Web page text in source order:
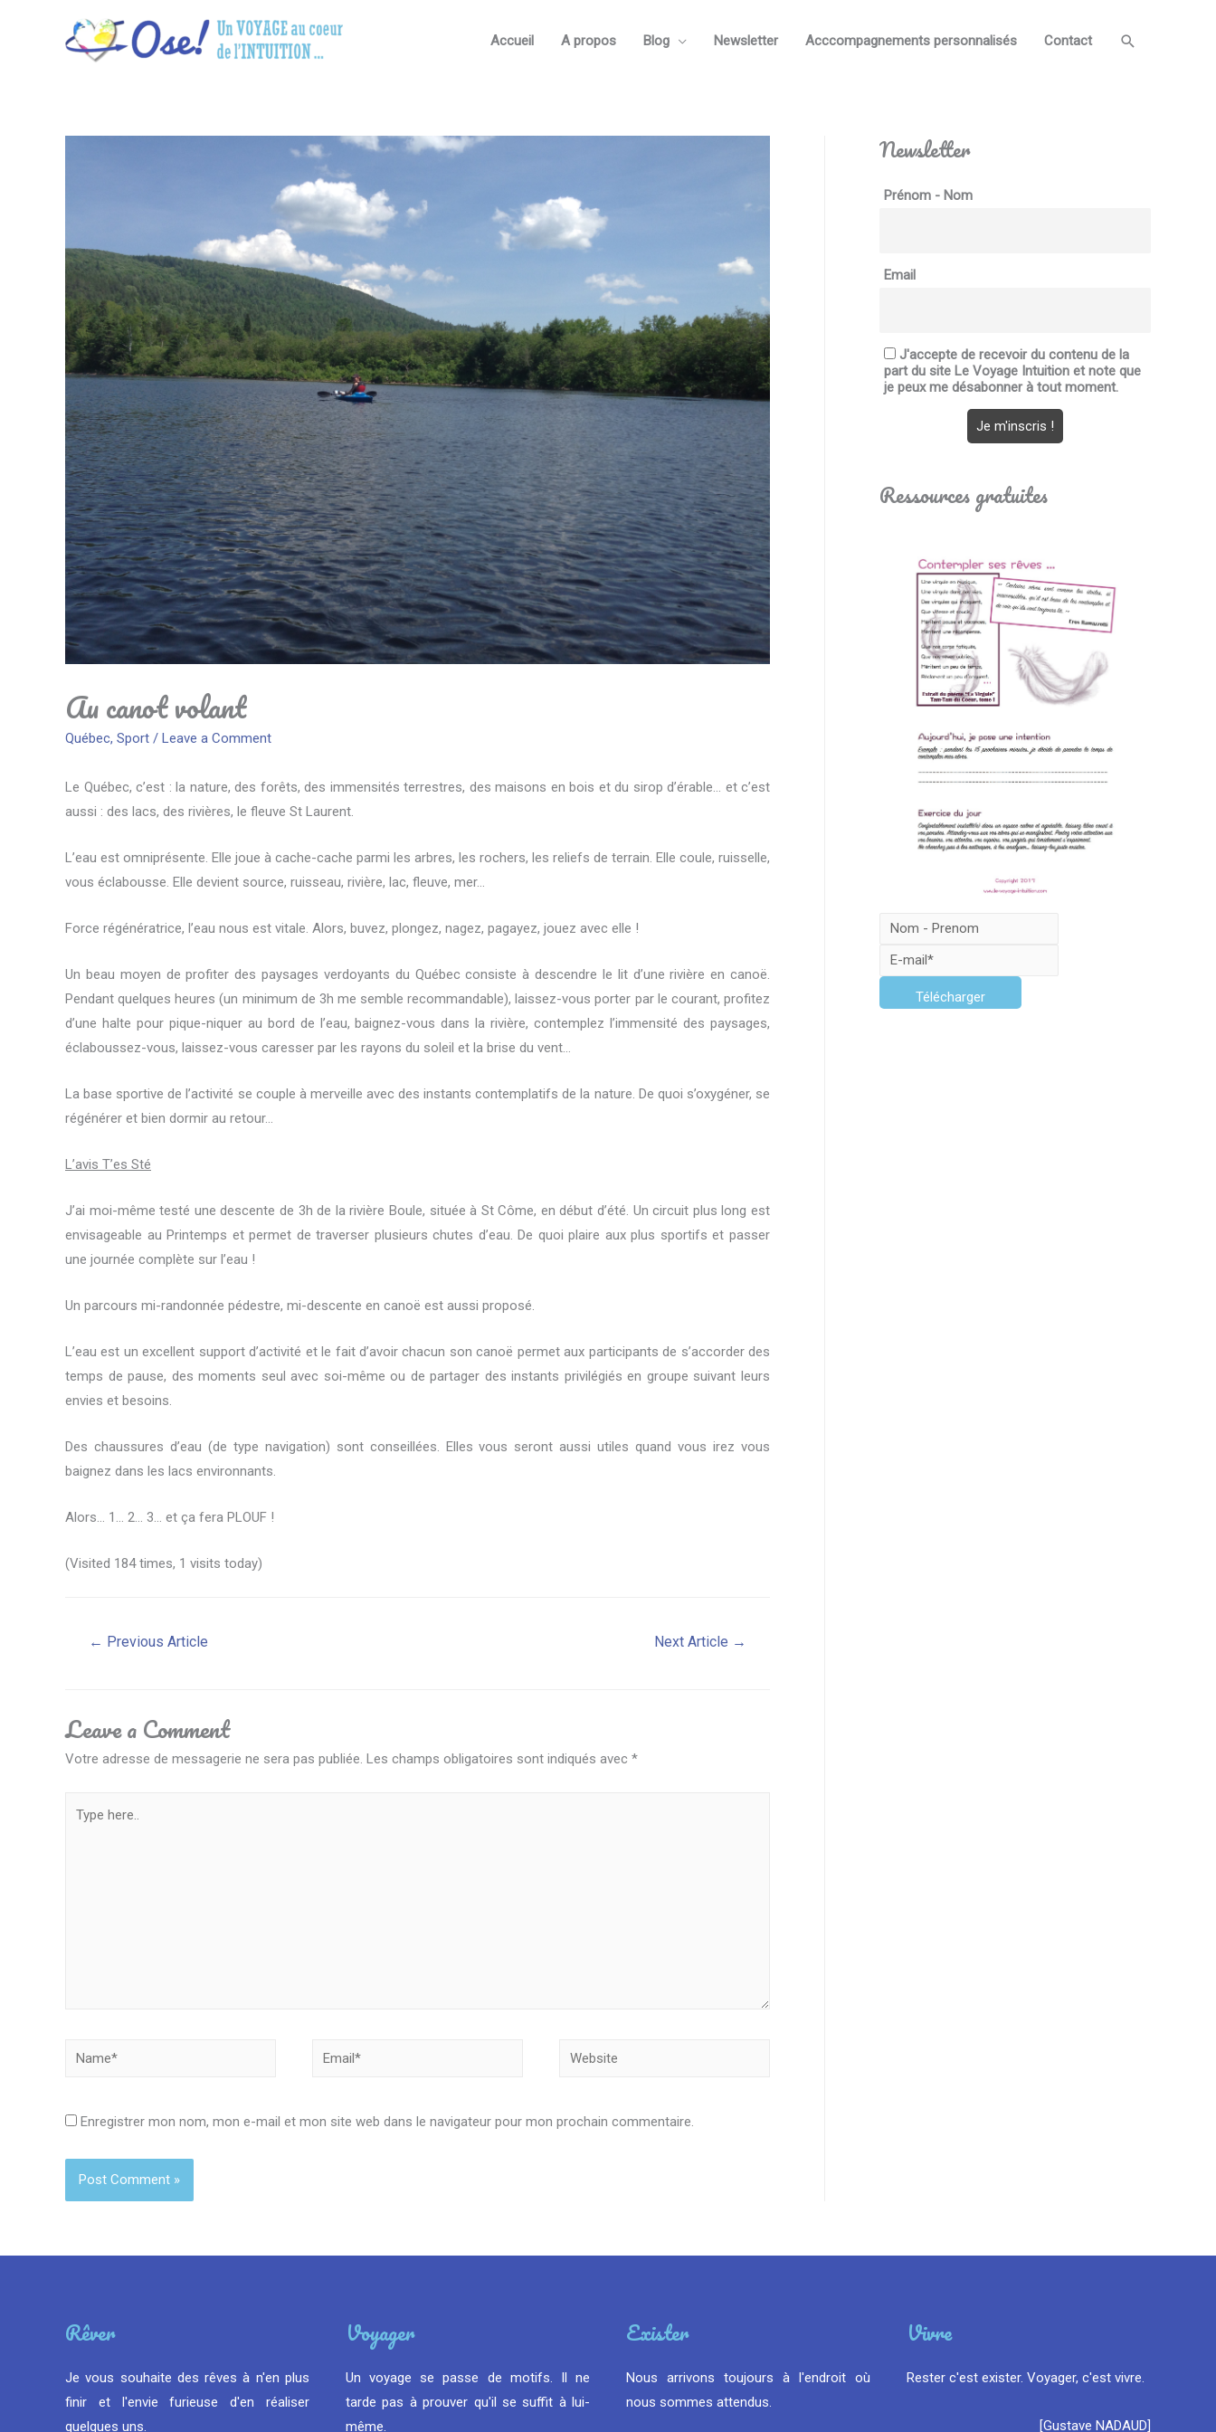
Accueil A propos Blog Newsletter Acccompagnements personnalisés Contact
Au canot volant
Québec, Sport / Leave a Comment
Le Québec, c’est : la nature, des forêts, des immensités terrestres, des maisons en bois et du sirop d’érable… et c’est
aussi : des lacs, des rivières, le fleuve St Laurent.
L’eau est omniprésente. Elle joue à cache-cache parmi les arbres, les rochers, les reliefs de terrain. Elle coule, ruisselle,
vous éclabousse. Elle devient source, ruisseau, rivière, lac, fleuve, mer…
Force régénératrice, l’eau nous est vitale. Alors, buvez, plongez, nagez, pagayez, jouez avec elle !
Un beau moyen de profiter des paysages verdoyants du Québec consiste à descendre le lit d’une rivière en canoë.
Pendant quelques heures (un minimum de 3h me semble recommandable), laissez-vous porter par le courant, profitez
d’une halte pour pique-niquer au bord de l’eau, baignez-vous dans la rivière, contemplez l’immensité des paysages,
éclaboussez-vous, laissez-vous caresser par les rayons du soleil et la brise du vent…
La base sportive de l’activité se couple à merveille avec des instants contemplatifs de la nature. De quoi s’oxygéner, se
régénérer et bien dormir au retour…
L’avis T’es Sté
J’ai moi-même testé une descente de 3h de la rivière Boule, située à St Côme, en début d’été. Un circuit plus long est
envisageable au Printemps et permet de traverser plusieurs chutes d’eau. De quoi plaire aux plus sportifs et passer
une journée complète sur l’eau !
Un parcours mi-randonnée pédestre, mi-descente en canoë est aussi proposé.
L’eau est un excellent support d’activité et le fait d’avoir chacun son canoë permet aux participants de s’accorder des
temps de pause, des moments seul avec soi-même ou de partager des instants privilégiés en groupe suivant leurs
envies et besoins.
Des chaussures d’eau (de type navigation) sont conseillées. Elles vous seront aussi utiles quand vous irez vous
baignez dans les lacs environnants.
Alors… 1… 2… 3… et ça fera PLOUF !
(Visited 184 times, 1 visits today)
Navigation
l’article
← Previous Article Next Article →
Leave a Comment
Votre adresse de messagerie ne sera pas publiée. Les champs obligatoires sont indiqués avec *
Name* Email* Website
Enregistrer mon nom, mon e-mail et mon site web dans le navigateur pour mon prochain commentaire.
Newsletter
Prénom - Nom
Email
J'accepte de recevoir du contenu de la
part du site Le Voyage Intuition et note que
je peux me désabonner à tout moment.
Ressources gratuites
Rêver
Je vous souhaite des rêves à n'en plus
finir et l'envie furieuse d'en réaliser
quelques uns.
Voyager
Un voyage se passe de motifs. Il ne
tarde pas à prouver qu'il se suffit à lui-
même.
Exister
Nous arrivons toujours à l'endroit où
nous sommes attendus.
Vivre
Rester c'est exister. Voyager, c'est vivre.
[Gustave NADAUD]